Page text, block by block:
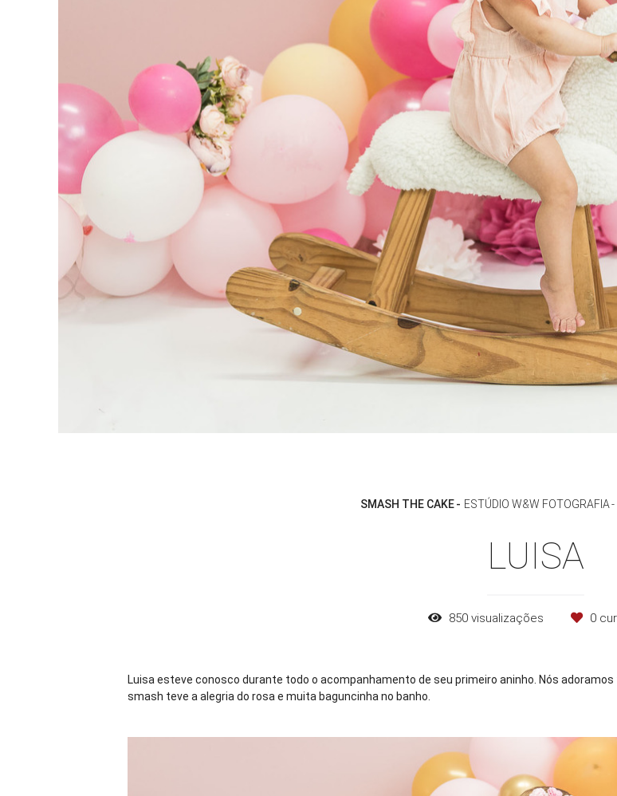
SMASH THE CAKE ESTÚDIO W&W FOTOGRAFIA
LUISA
850 visualizações 0
Luisa esteve conosco durante todo o acompanhamento de seu primeiro aninho. Nós
smash teve a alegria do rosa e muita baguncinha no banho.